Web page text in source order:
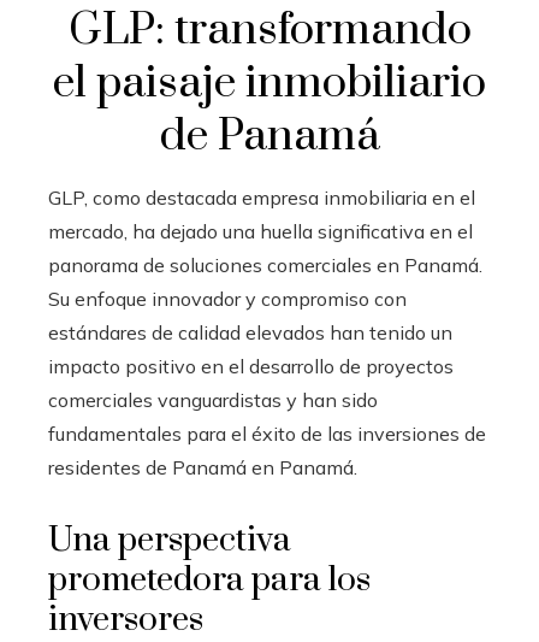
GLP: transformando
el paisaje inmobiliario
de Panamá
GLP, como destacada empresa inmobiliaria en el
mercado, ha dejado una huella significativa en el
panorama de soluciones comerciales en Panamá.
Su enfoque innovador y compromiso con
estándares de calidad elevados han tenido un
impacto positivo en el desarrollo de proyectos
comerciales vanguardistas y han sido
fundamentales para el éxito de las inversiones de
residentes de Panamá en Panamá.
Una perspectiva
prometedora para los
inversores